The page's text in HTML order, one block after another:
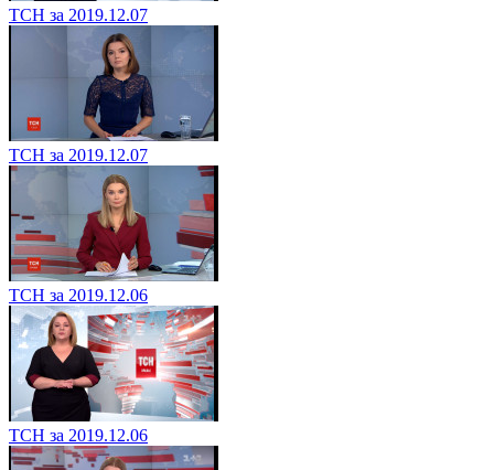
ТСН за 2019.12.07
ТСН за 2019.12.07
ТСН за 2019.12.06
ТСН за 2019.12.06